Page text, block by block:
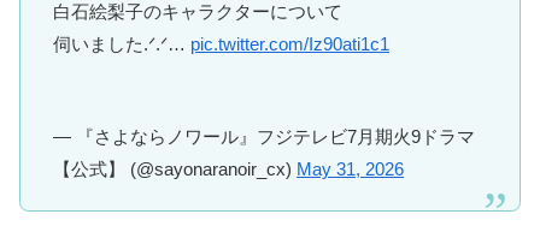
白石絵梨子のキャラクターについて
伺いました.ᐟ.ᐟ… pic.twitter.com/Iz90ati1c1
— 『さよならノワール』フジテレビ7月期火9ドラマ
【公式】 (@sayonaranoir_cx) May 31, 2026